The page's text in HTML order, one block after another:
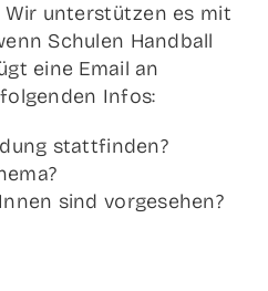
Wir unter­stüt­zen es mit
Schu­len Hand­ball
eine Email an
Infos:
stattfinden?
sind vorgesehen?